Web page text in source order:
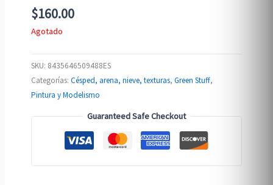
$160.00
Agotado
SKU: 8435646509488ES
Categorías:Césped, arena, nieve, texturas,Green Stuff,
Pintura y Modelismo
Guaranteed Safe Checkout